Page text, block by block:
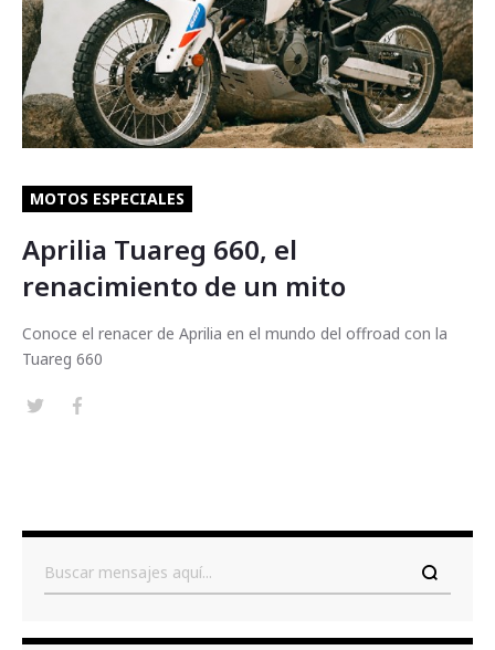
MOTOS ESPECIALES
Aprilia Tuareg 660, el
renacimiento de un mito
Conoce el renacer de Aprilia en el mundo del offroad con la
Tuareg 660
Buscar